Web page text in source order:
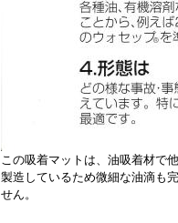
この吸着マットは、油吸着材で
製造しているため微細な油滴も
せん。